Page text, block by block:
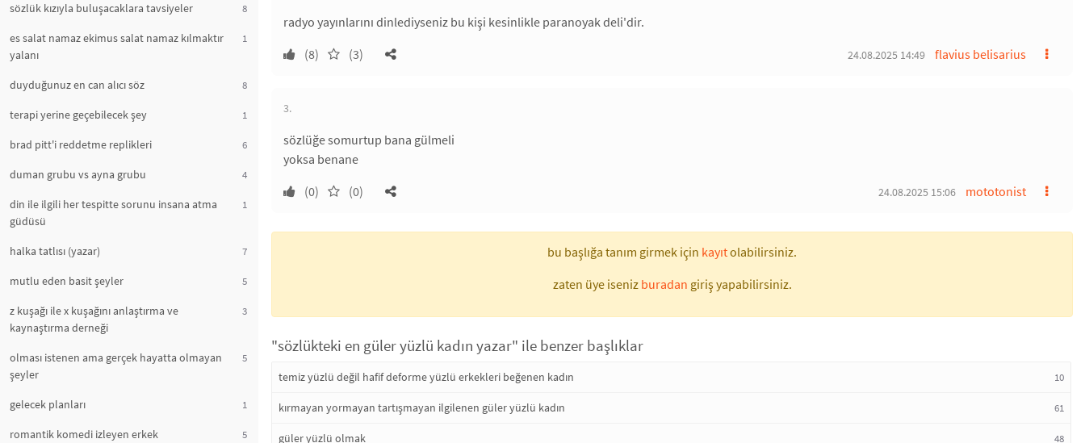
sözlük kızıyla buluşacaklara tavsiyeler 8
es salat namaz ekimus salat namaz kılmaktır
yalanı
1
duyduğunuz en can alıcı söz 8
terapi yerine geçebilecek şey 1
brad pitt'i reddetme replikleri 6
duman grubu vs ayna grubu 4
din ile ilgili her tespitte sorunu insana atma
güdüsü
1
halka tatlısı (yazar) 7
mutlu eden basit şeyler 5
z kuşağı ile x kuşağını anlaştırma ve
kaynaştırma derneği
3
olması istenen ama gerçek hayatta olmayan
şeyler
5
gelecek planları 1
romantik komedi izleyen erkek 5
radyo yayınlarını dinlediyseniz bu kişi kesinlikle paranoyak deli'dir.
(8)
(3) flavius belisarius
24.08.2025 14:49
3.
sözlüğe somurtup bana gülmeli
yoksa benane
(0)
(0) mototonist
24.08.2025 15:06
bu başlığa tanım girmek için kayıtolabilirsiniz.
zaten üye iseniz buradan giriş yapabilirsiniz.
"sözlükteki en güler yüzlü kadın yazar" ile benzer başlıklar
temiz yüzlü değil hafif deforme yüzlü erkekleri beğenen kadın 10
kırmayan yormayan tartışmayan ilgilenen güler yüzlü kadın 61
güler yüzlü olmak 48